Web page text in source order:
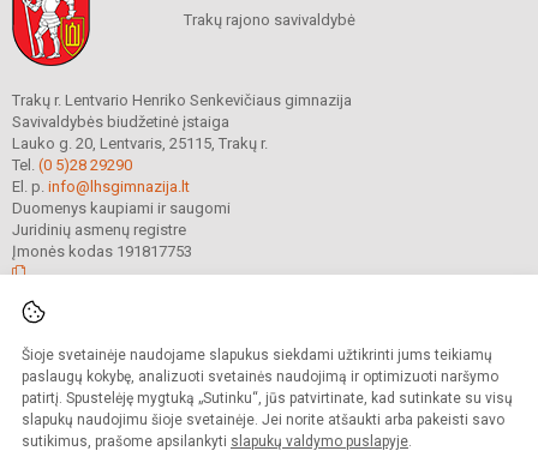
Šioje svetainėje naudojame slapukus siekdami užtikrinti jums teikiamų
paslaugų kokybę, analizuoti svetainės naudojimą ir optimizuoti naršymo
patirtį. Spustelėję mygtuką „Sutinku“, jūs patvirtinate, kad sutinkate su visų
slapukų naudojimu šioje svetainėje. Jei norite atšaukti arba pakeisti savo
sutikimus, prašome apsilankyti slapukų valdymo puslapyje.
Trakų rajono savivaldybė
Trakų r. Lentvario Henriko Senkevičiaus gimnazija
Savivaldybės biudžetinė įstaiga
Lauko g. 20, Lentvaris, 25115, Trakų r.
Tel. (0 5)28 29290
El. p. info@lhsgimnazija.lt
Duomenys kaupiami ir saugomi
Juridinių asmenų registre
Įmonės kodas 191817753
saugomos.
Kopijuoti turinį be raštiško gimnazijos sutikimo griežtai draudžiama.
Prieinamumo paraiška Slapukų valdymas
Sumanus būdas atnaujinti